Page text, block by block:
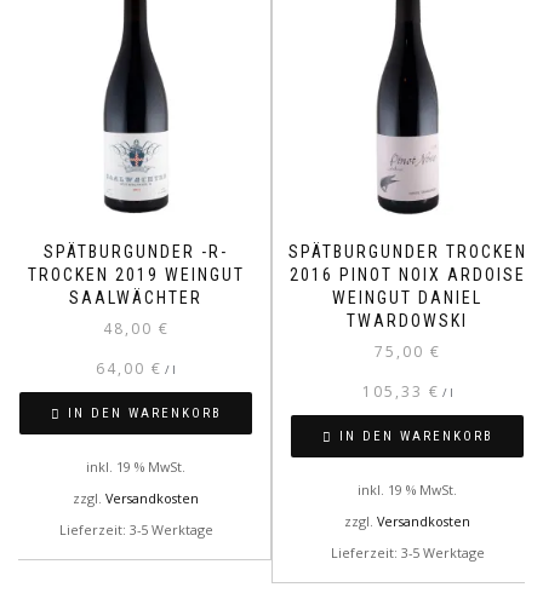
SPÄTBURGUNDER -R-
TROCKEN 2019 WEINGUT
SAALWÄCHTER
48,00 €
64,00 € / l
IN DEN WARENKORB
inkl. 19 % MwSt.
zzgl. Versandkosten
Lieferzeit: 3-5 Werktage
SPÄTBURGUNDER TROCKEN
2016 PINOT NOIX ARDOISE
WEINGUT DANIEL
TWARDOWSKI
75,00 €
105,33 € / l
IN DEN WARENKORB
inkl. 19 % MwSt.
zzgl. Versandkosten
Lieferzeit: 3-5 Werktage